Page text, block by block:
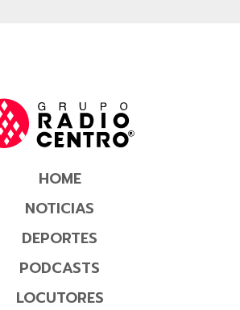
HOME
NOTICIAS
DEPORTES
PODCASTS
LOCUTORES